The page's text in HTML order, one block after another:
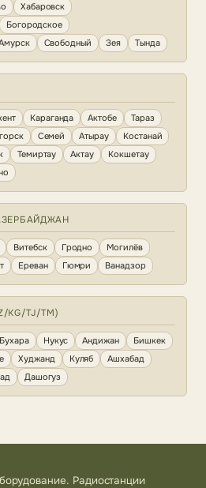
Хабаровск
Богородское
Свободный Зея Тында
Караганда Актобе
Тараз
Семей Атырау
Костанай
Темиртау Актау
Кокшетау
Витебск Гродно
Могилёв
Ереван Гюмри Ванадзор
KG/TJ/TM)
Бухара Нукус Андижан
Бишкек
Худжанд Куляб
Ашхабад
Дашогуз
Радиостанции